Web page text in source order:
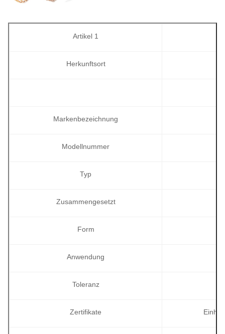
Artikel 1
Herkunftsort
Markenbezeichnung
Modellnummer
Typ
Zusammengesetzt
Form
Anwendung
Toleranz
Zertifikate